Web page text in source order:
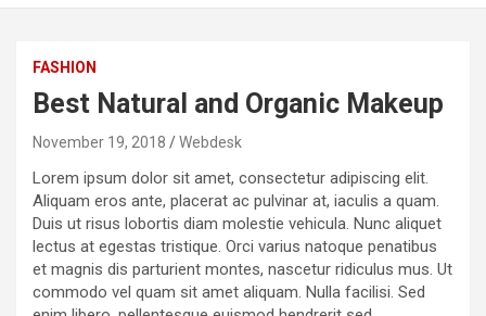
FASHION
Best Natural and Organic Makeup
November 19, 2018 Webdesk
Lorem ipsum dolor sit amet, consectetur adipiscing elit.
Aliquam eros ante, placerat ac pulvinar at, iaculis a quam.
Duis ut risus lobortis diam molestie vehicula. Nunc aliquet
lectus at egestas tristique. Orci varius natoque penatibus
et magnis dis parturient montes, nascetur ridiculus mus. Ut
commodo vel quam sit amet aliquam. Nulla facilisi. Sed